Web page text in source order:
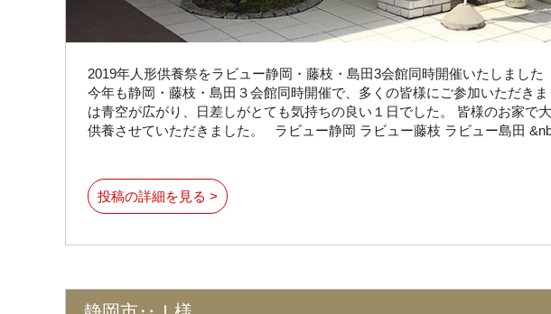
2019年人形供養祭をラビュー静岡・藤枝・島田3会館同時開催いたしまし
今年も静岡・藤枝・島田３会館同時開催で、多くの皆様にご参加いただき
は青空が広がり、日差しがとても気持ちの良い１日でした。 皆様のお家で
供養させていただきました。 ラビュー静岡 ラビュー藤枝 ラビュー島田
投稿の詳細を見る >